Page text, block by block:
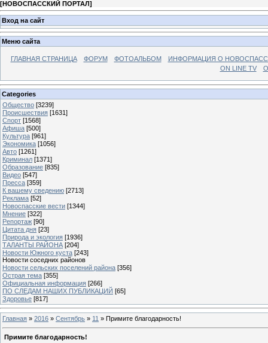
[НОВОСПАССКИЙ ПОРТАЛ]
Вход на сайт
Меню сайта
ГЛАВНАЯ СТРАНИЦА ФОРУМ ФОТОАЛЬБОМ
ИНФОРМАЦИЯ О
ON LINE TV
Categories
Общество [3239]
Происшествия [1631]
Спорт [1568]
Афиша [500]
Культура [961]
Экономика [1056]
Авто [1261]
Криминал [1371]
Образование [835]
Видео [547]
Пресса [359]
К вашему сведению [2713]
Реклама [52]
Новоспасские вести [1344]
Мнение [322]
Репортаж [90]
Цитата дня [23]
Природа и экология [1936]
ТАЛАНТЫ РАЙОНА [204]
Новости Южного куста [243]
Новости соседних районов
Новости сельских поселений района [356]
Острая тема [355]
Официальная информация [266]
ПО СЛЕДАМ НАШИХ ПУБЛИКАЦИЙ [65]
Здоровье [817]
Главная » 2016 » Сентябрь » 11 » Примите благодарность!
Примите благодарность!